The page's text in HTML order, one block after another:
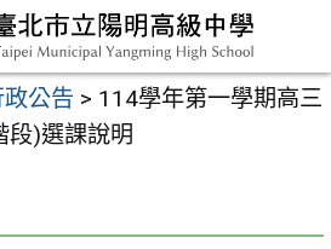
公告 > 114學年第一學期高三
段)選課說明